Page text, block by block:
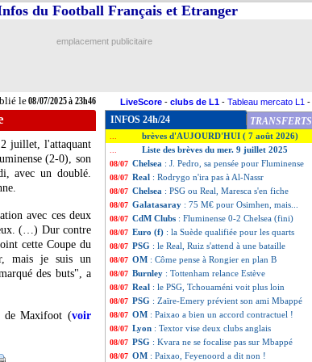
le08/07/2025 à 23h46
du Football Français et Etranger
emplacement publicitaire
LiveScore - clubs de L1 - Tableau mercato L1 -
juillet, l'attaquant
(2-0), son
avec un doublé.
avec ces deux
(…) Dur contre
cette Coupe du
mais je suis un
des buts", a
de Maxifoot (voir
INFOS 24h/24 TRANSFERTS
brèves d'AUJOURD'HUI ( 7 août 2026)
Liste des brèves du mer. 9 juillet 2025
08/07 Chelsea : J. Pedro, sa pensée pour Fluminense
08/07 Real : Rodrygo n'ira pas à Al-Nassr
08/07 Chelsea : PSG ou Real, Maresca s'en fiche
08/07 Galatasaray : 75 M€ pour Osimhen, mais...
08/07 CdM Clubs : Fluminense 0-2 Chelsea (fini)
08/07 Euro (f) : la Suède qualifiée pour les quarts
08/07 PSG : le Real, Ruiz s'attend à une bataille
08/07 OM : Côme pense à Rongier en plan B
08/07 Burnley : Tottenham relance Estève
08/07 Real : le PSG, Tchouaméni voit plus loin
08/07 PSG : Zaïre-Emery prévient son ami Mbappé
08/07 OM : Paixao a bien un accord contractuel !
08/07 Lyon : Textor vise deux clubs anglais
08/07 PSG : Kvara ne se focalise pas sur Mbappé
08/07 OM : Paixao, Feyenoord a dit non !